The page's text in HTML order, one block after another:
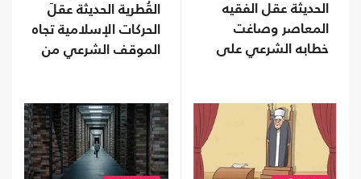
الحديثة عقل الفقيه
المعاصر وصاغت
خطابه الشرعي على
القُطرية الحديثة عقلَ
الحركات الإسلامية تجاه
الموقف الشرعي من